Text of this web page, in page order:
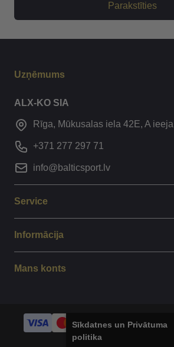
Parakstīties
Uzņēmums
ALX-KO SIA
Rīga, Mūkusalas iela 42E, A ieeja
+371 277 297 71
info@balticsport.lv
Service
Informācija
Mans konts
Sīkdatnes un Privātuma
politika